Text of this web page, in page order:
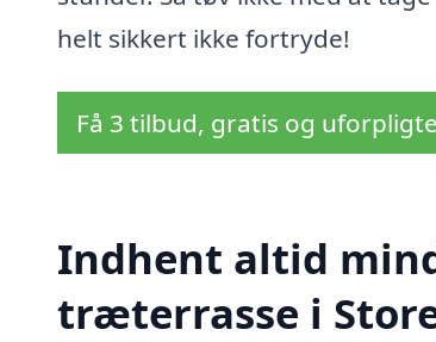
helt sikkert ikke fortryde!
Få 3 tilbud, gratis og
Indhent altid
træterrasse i